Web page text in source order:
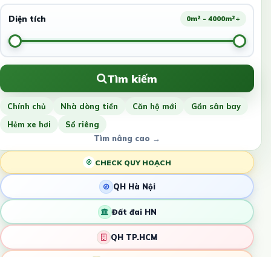
Diện tích 0m² - 4000m²+
Tìm kiếm
Chính chủ Nhà dòng tiền Căn hộ mới
Gần sân bay
Hẻm xe hơi
Sổ riêng
Tìm nâng cao →
CHECK QUY HOẠCH
QH Hà Nội
Đất đai HN
QH TP.HCM